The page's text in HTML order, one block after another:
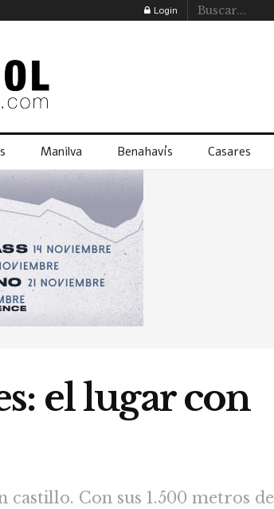
Login
Manilva Benahavís Casares
el lugar con
Con sus 1.500 metros de